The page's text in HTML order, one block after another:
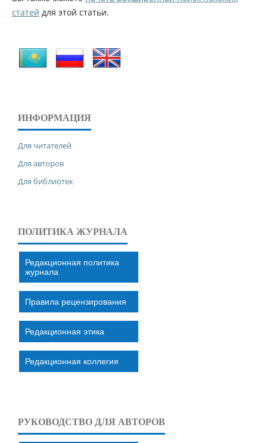
статей для этой статьи.
ИНФОРМАЦИЯ
Для читателей
Для авторов
Для библиотек
ПОЛИТИКА ЖУРНАЛА
Редакционная политика
журнала
Правила рецензирования
Редакционная этика
Редакционная коллегия
РУКОВОДСТВО ДЛЯ АВТОРОВ